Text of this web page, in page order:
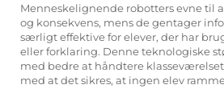
Menneskelignende robotters evne til
og konsekvens, mens de gentager
særligt effektive for elever, der har
eller forklaring. Denne teknologiske
med bedre at håndtere
med at det sikres, at ingen elev